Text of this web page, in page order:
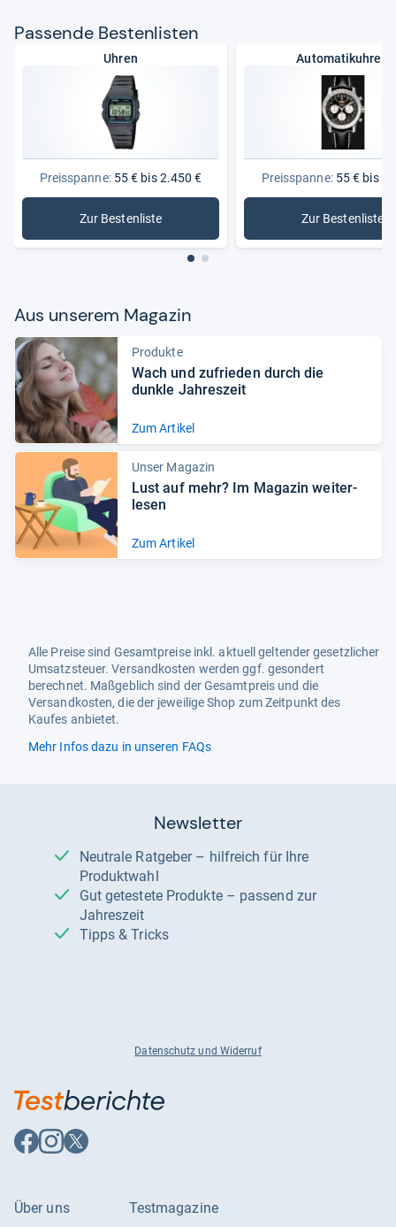
Pas­sende Bes­ten­lis­ten
Uhren
Preisspanne:55 € bis 2.450 €
Zur Bestenliste
: Uhren
Automatikuhren
Preisspanne:55 € bis
Zur Bestenliste
:
Aus unse­rem Maga­zin
Produkte
Wach und zufrie­den durch die
dunkle Jah­res­zeit
Zum Artikel
Unser Magazin
Lust auf mehr? Im Maga­zin wei­ter­
le­sen
Zum Artikel
Alle Preise sind Gesamtpreise inkl. aktuell geltender gesetzlicher
Umsatzsteuer. Versandkosten werden ggf. gesondert
berechnet. Maßgeblich sind der Gesamtpreis und die
Versandkosten, die der jeweilige Shop zum Zeitpunkt des
Kaufes anbietet.
Mehr Infos dazu in unseren FAQs
Newsletter
Neutrale Ratgeber – hilfreich für Ihre
Produktwahl
Gut getestete Produkte – passend zur
Jahreszeit
Tipps & Tricks
Datenschutz und Widerruf
Auf
Facebook
Auf
Instagram
Auf
X
Über uns Testmagazine